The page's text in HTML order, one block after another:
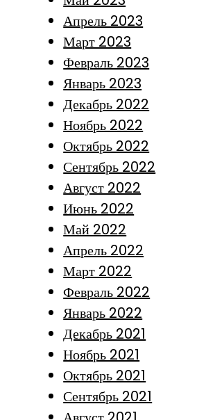
Апрель 2023
Март 2023
Февраль 2023
Январь 2023
Декабрь 2022
Ноябрь 2022
Октябрь 2022
Сентябрь 2022
Август 2022
Июнь 2022
Май 2022
Апрель 2022
Март 2022
Февраль 2022
Январь 2022
Декабрь 2021
Ноябрь 2021
Октябрь 2021
Сентябрь 2021